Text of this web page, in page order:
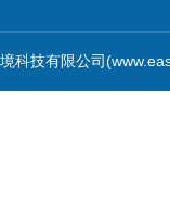
科技有限公司